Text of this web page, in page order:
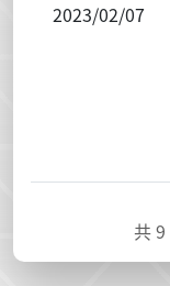
2023/02/07
共9